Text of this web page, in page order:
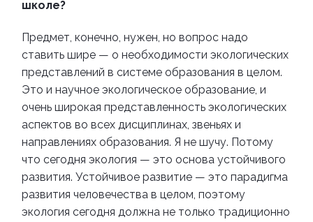
школе?
Предмет, конечно, нужен, но вопрос надо
ставить шире — о необходимости экологических
представлений в системе образования в целом.
Это и научное экологическое образование, и
очень широкая представленность экологических
аспектов во всех дисциплинах, звеньях и
направлениях образования. Я не шучу. Потому
что сегодня экология — это основа устойчивого
развития. Устойчивое развитие — это парадигма
развития человечества в целом, поэтому
экология сегодня должна не только традиционно